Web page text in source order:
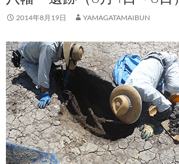
ッ
プ
2014年8月19日 YAMAGATAMAIBUN